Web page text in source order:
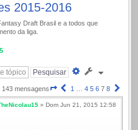
2015-2016
Draft Brasil e a todos que
da liga.
Pesquisa
143 mensagens Página
7
de
Anterior
1 4 5 6 7 8
» Dom Jun 21, 2015 12:58